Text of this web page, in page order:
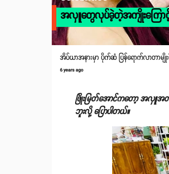
အလှူတွေလုပ်ခဲ့တဲ့အကျိုးကြောင့်
အိပ်ယာအနားမှာ ပိုက်ဆံ ပြန်ရောက်လာတာမ
6 years ago
ဖြိုးမြတ်အောင်ကတော့ အလှူအ
ဘူးလို့ ပြောပါတယ်။